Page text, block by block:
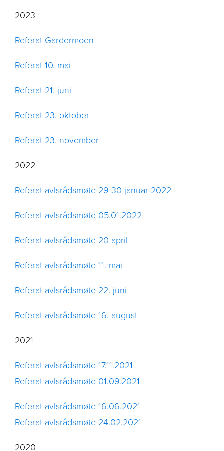
2023
Referat Gardermoen
Referat 10. mai
Referat 21. juni
Referat 23. oktober
Referat 23. november
2022
Referat avlsrådsmøte 29-30 januar 2022
Referat avlsrådsmøte 05.01.2022
Referat avlsrådsmøte 20 april
Referat avlsrådsmøte 11. mai
Referat avlsrådsmøte 22. juni
Referat avlsrådsmøte 16. august
2021
Referat avlsrådsmøte 17.11.2021
Referat avlsrådsmøte 01.09.2021
Referat avlsrådsmøte 16.06.2021
Referat avlsrådsmøte 24.02.2021
2020